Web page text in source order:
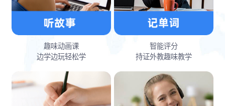
趣味动画课
边学边玩轻松学
智能评分
持证外教趣味教学